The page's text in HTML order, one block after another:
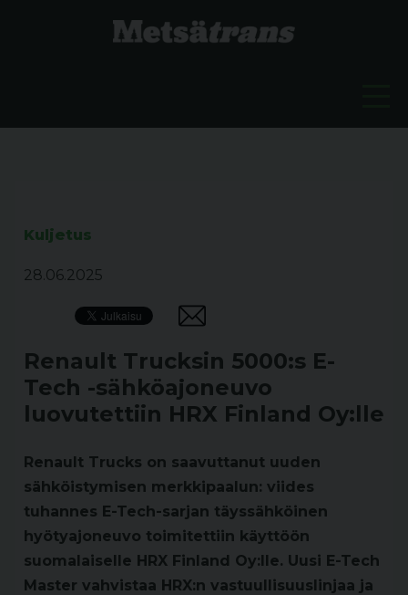
Kuljetus
28.06.2025
Renault Trucksin 5000:s E-
Tech -sähköajoneuvo
luovutettiin HRX Finland Oy:lle
Renault Trucks on saavuttanut uuden
sähköistymisen merkkipaalun: viides
tuhannes E-Tech-sarjan täyssähköinen
hyötyajoneuvo toimitettiin käyttöön
suomalaiselle HRX Finland Oy:lle. Uusi E-Tech
Master vahvistaa HRX:n vastuullisuuslinjaa ja